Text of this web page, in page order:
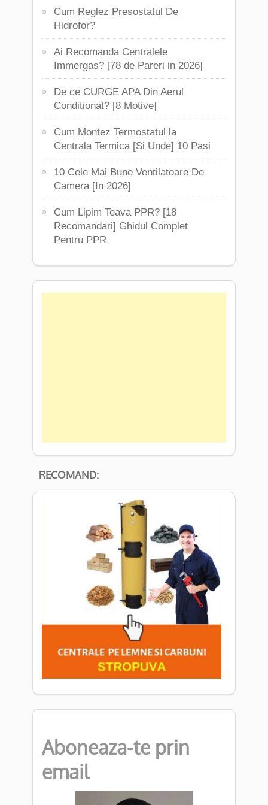
Cum Reglez Presostatul De
Hidrofor?
Ai Recomanda Centralele
Immergas? [78 de Pareri in 2026]
De ce CURGE APA Din Aerul
Conditionat? [8 Motive]
Cum Montez Termostatul la
Centrala Termica [Si Unde] 10 Pasi
10 Cele Mai Bune Ventilatoare De
Camera [In 2026]
Cum Lipim Teava PPR? [18
Recomandari] Ghidul Complet
Pentru PPR
RECOMAND:
Aboneaza-te prin
email